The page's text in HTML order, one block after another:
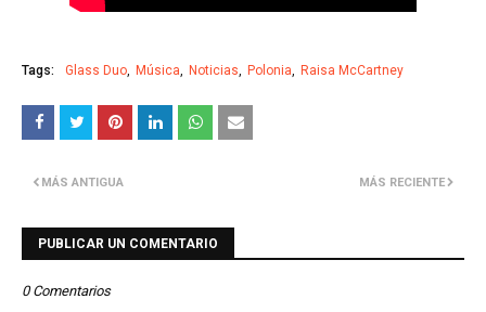
Tags: Glass Duo Música Noticias Polonia Raisa McCartney
MÁS RECIENTE
MÁS ANTIGUA
PUBLICAR UN COMENTARIO
0 Comentarios